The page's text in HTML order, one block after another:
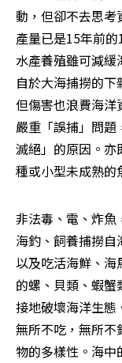
動，但卻不去思考
產量已是15年前
水產養殖雖可減緩
自於大海捕撈的
但傷害也浪費海洋
嚴重「誤捕」問
滅絕」的原因。亦
種或小型未成熟的
非法毒、電、炸魚
海釣、飼養捕撈自
以及吃活海鮮、
的螺、貝類、蝦
接地破壞海洋生態
無所不吃，無所不
物的多樣性。海中